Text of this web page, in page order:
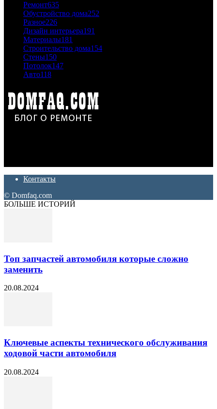
Ремонт635
Обустройство дома252
Разное226
Дизайн интерьера191
Материалы181
Строительство дома154
Стены150
Потолок147
Авто118
Контакты
© Domfaq.com
БОЛЬШЕ ИСТОРИЙ
Топ запчастей автомобиля которые сложно
заменить
20.08.2024
Ключевые аспекты технического обслуживания
ходовой части автомобиля
20.08.2024